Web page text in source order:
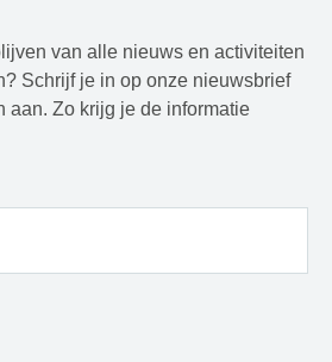
van alle nieuws en activiteiten
Schrijf je in op onze nieuwsbrief
aan. Zo krijg je de informatie